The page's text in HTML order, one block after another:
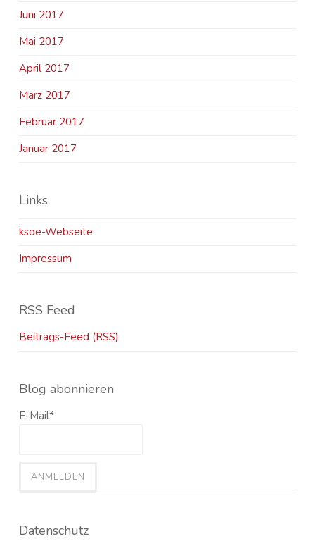
Juni 2017
Mai 2017
April 2017
März 2017
Februar 2017
Januar 2017
Links
ksoe-Webseite
Impressum
RSS Feed
Beitrags-Feed (RSS)
Blog abonnieren
E-Mail*
Datenschutz